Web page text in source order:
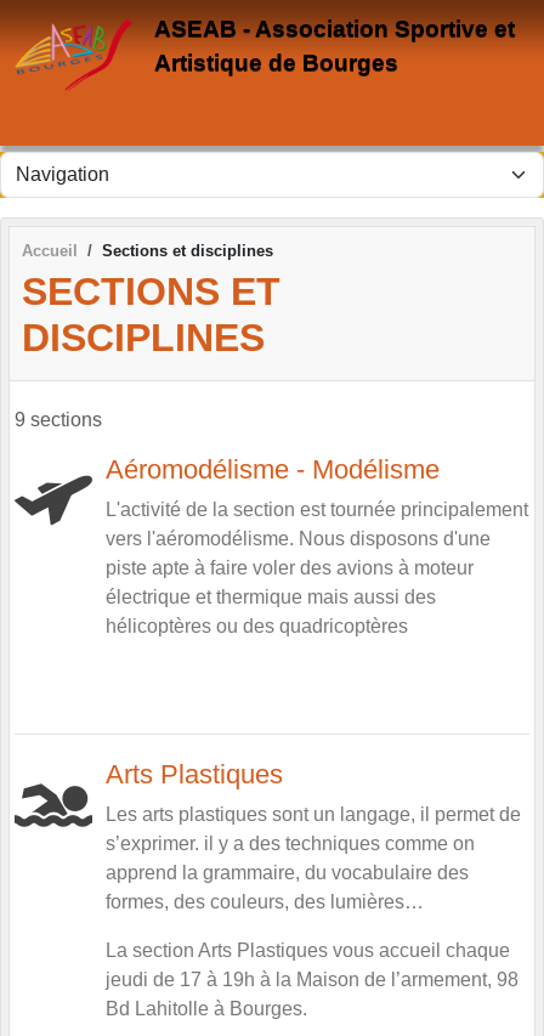
ASEAB - Association Sportive et
Artistique de Bourges
Accueil Sections et disciplines
SECTIONS ET
DISCIPLINES
9 sections
Aéromodélisme - Modélisme
L'activité de la section est tournée principalement
vers l'aéromodélisme. Nous disposons d'une
piste apte à faire voler des avions à moteur
électrique et thermique mais aussi des
hélicoptères ou des quadricoptères
Arts Plastiques
Les arts plastiques sont un langage, il permet de
s’exprimer. il y a des techniques comme on
apprend la grammaire, du vocabulaire des
formes, des couleurs, des lumières…
La section Arts Plastiques vous accueil chaque
jeudi de 17 à 19h à la Maison de l’armement, 98
Bd Lahitolle à Bourges.
Panneau de gestion des cookies